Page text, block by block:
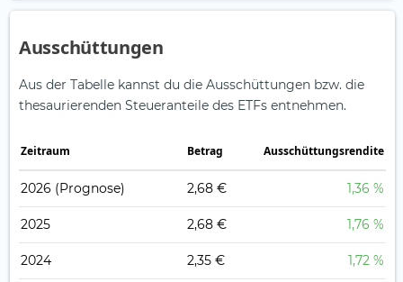
Ausschüttungen
Aus der Tabelle kannst du die Ausschüttungen bzw. die
thesaurierenden Steueranteile des ETFs entnehmen.
Zeitraum Betrag Ausschüttungsrendite
2026 (Prognose) 2,68 € 1,36 %
2025 2,68 € 1,76 %
2024 2,35 € 1,72 %